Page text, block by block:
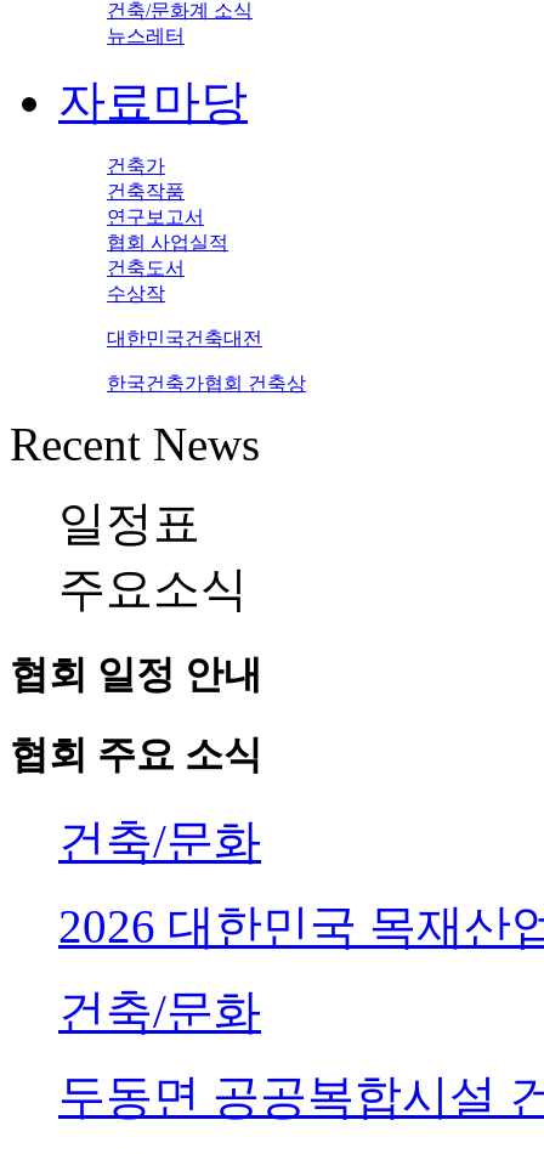
건축/문화계 소식
뉴스레터
자료마당
건축가
건축작품
연구보고서
협회 사업실적
건축도서
수상작
대한민국건축대전
한국건축가협회 건축상
Recent News
일정표
주요소식
협회 일정 안내
협회 주요 소식
건축/문화
2026 대한민국 목재산
건축/문화
두동면 공공복합시설